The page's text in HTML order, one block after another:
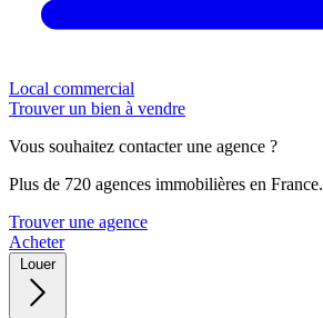
Local commercial
Trouver un bien à vendre
Vous souhaitez contacter une agence ?
Plus de 720 agences immobilières en France.
Trouver une agence
Acheter
Louer